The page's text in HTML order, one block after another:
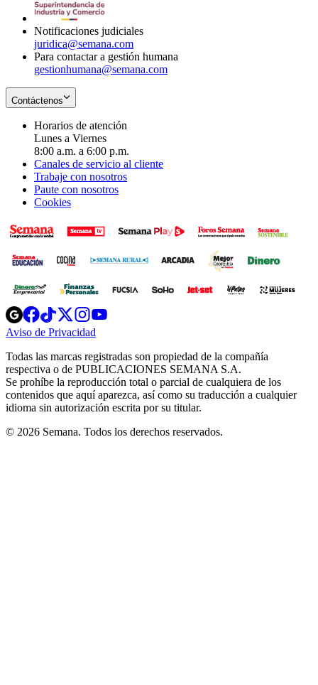
Notificaciones judiciales
juridica@semana.com
Para contactar a gestión humana
gestionhumana@semana.com
Contáctenos
Horarios de atención
Lunes a Viernes
8:00 a.m. a 6:00 p.m.
Canales de servicio al cliente
Trabaje con nosotros
Paute con nosotros
Cookies
Opens
in
new
Opens
in
new
Opens
in
new
window
Opens
new
windowwindow
Aviso de Privacidad
new
window
Todas las marcas registradas son propiedad de la compañía
respectiva o de PUBLICACIONES SEMANA S.A.
Se prohíbe la reproducción total o parcial de cualquiera de los
contenidos que aquí aparezca, así como su traducción a cualquier
idioma sin autorización escrita por su titular.
© 2026 Semana. Todos los derechos reservados.